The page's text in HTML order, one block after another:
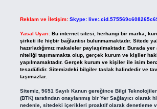
Reklam ve İletişim: Skype:
Yasal Uyarı: Bu internet sitesi, herhangi bir marka,
şirketi ile hiçbir bağlantısı bulunmamaktadır. Sitede
hazırladığımız makaleler paylaşılmaktadır. Burada
niteliği taşımamakta olup, gerçek kurum ve kişiler
yapılmamaktadır. Gerçek kurum ve kişiler ile isim
tesadüfidir. Sitemizdeki bilgiler taslak halindedir ve
taşımazlar.
Sitemiz, 5651 Sayılı Kanun gereğince Bilgi
(BTK) tarafından onaylanmış bir Yer Sağlayıcı olarak
nedenle, sitedeki içerikleri proaktif olarak denetleme